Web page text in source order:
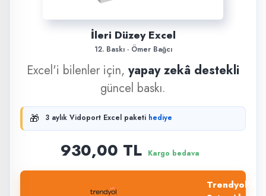
İleri Düzey Excel
12. Baskı · Ömer Bağcı
Excel'i bilenler için, yapay zekâ destekli
güncel baskı.
🎁 3 aylık Vidoport Excel paketi hediye
930,00 TL Kargo bedava
Trendyol'dan